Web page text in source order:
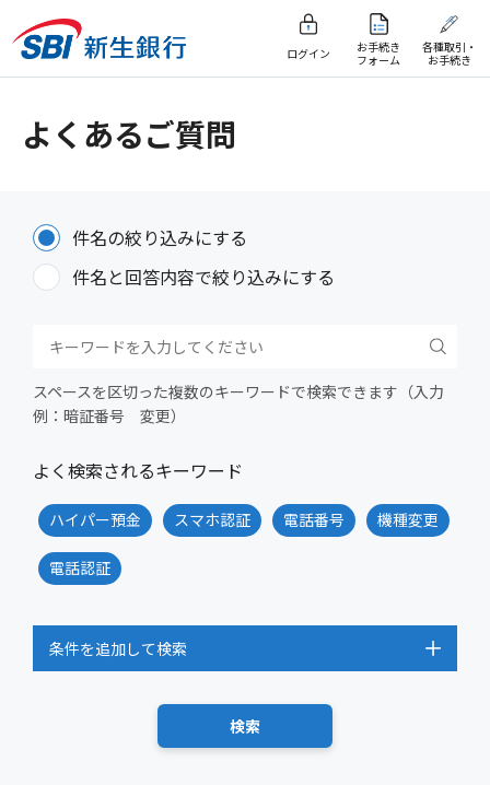
ログイン
お手続き
フォーム
各種取引・
お手続き
よくあるご質問
件名の絞り込みにする
件名と回答内容で絞り込みにする
スペースを区切った複数のキーワードで検索できます（入力
例：暗証番号 変更）
よく検索されるキーワード
ハイパー預金 スマホ認証 電話番号 機種変更
電話認証
条件を追加して検索